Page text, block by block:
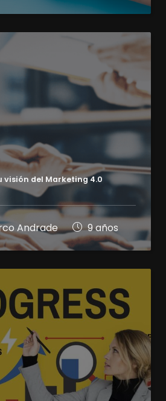
visión del Marketing 4.0
Andrade 9 años